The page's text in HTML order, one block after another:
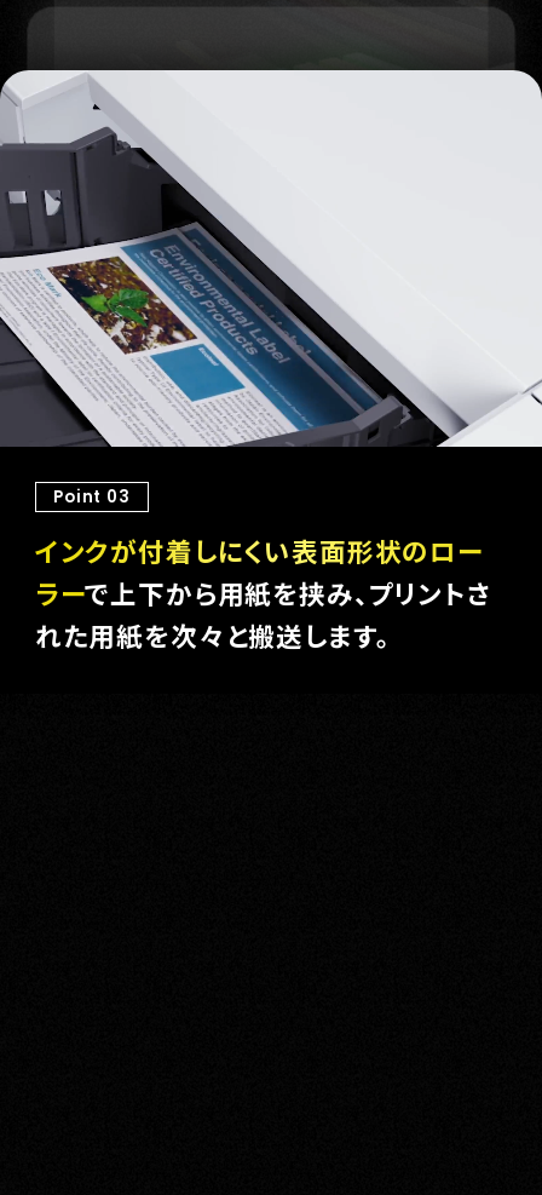
Point 01
ベルトの回転速度や用紙の有無、重なり
などを細かく検知し、用紙が正常に搬送
されているかを確認します。
Point 02
センサーで検知した搬送中の用紙位置
を、リアルタイム
ます。
Point 03
インクが付着しにくい表面形状のロー
ラーで上下から用紙を挟み、プリントさ
れた用紙を次々と搬送します。